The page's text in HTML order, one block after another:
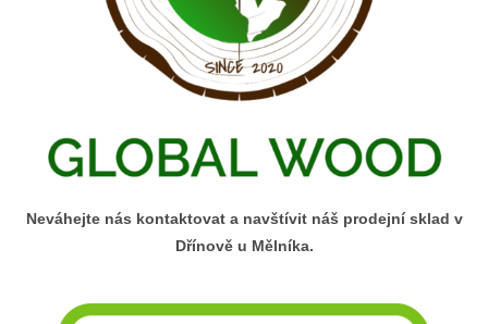
Neváhejte nás kontaktovat a navštívit náš prodejní sklad v
Dřínově u Mělníka.